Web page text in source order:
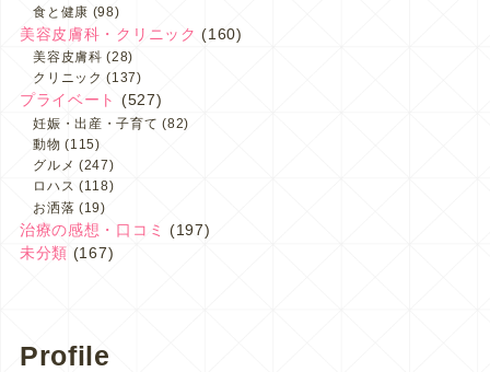
食と健康 (98)
美容皮膚科・クリニック (160)
美容皮膚科 (28)
クリニック (137)
プライベート (527)
妊娠・出産・子育て (82)
動物 (115)
グルメ (247)
ロハス (118)
お洒落 (19)
治療の感想・口コミ
(197)
未分類 (167)
Profile